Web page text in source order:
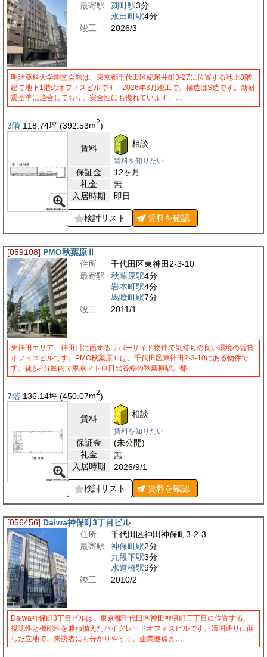
最寄駅
麹町駅3分
永田町駅4分
竣工
2026/3
明治薬科大学剛堂会館は、東京都千代田区紀尾井町3-27に位置する地上8階
建て地下1階のオフィスビルです。2026年3月竣工で、構造はS造です。新耐
震基準に適合しており、安全性にも優れています。…
3階 118.74坪 (392.53m2)
賃料 相談
賃料を知りたい
保証金
12ヶ月
礼金
無
入居時期
即日
検討リスト 賃料を確認
[059108] PMO秋葉原Ⅱ
住所
千代田区東神田2-3-10
最寄駅
秋葉原駅4分
岩本町駅4分
馬喰町駅7分
竣工
2011/1
東神田エリア、神田川に面するリバーサイド物件で気持ちの良い環境の賃貸
オフィスビルです。PMO秋葉原Ⅱは、千代田区東神田2-3-10にある物件で
す。徒歩4分圏内で東京メトロ日比谷線の秋葉原駅、都…
7階 136.14坪 (450.07m2)
賃料 相談
賃料を知りたい
保証金
(未公開)
礼金
無
入居時期
2026/9/1
検討リスト 賃料を確認
[056456] Daiwa神保町3丁目ビル
住所
千代田区神田神保町3-2-3
最寄駅
神保町駅2分
九段下駅3分
水道橋駅9分
竣工
2010/2
Daiwa神保町3丁目ビルは、東京都千代田区神田神保町三丁目に位置する、
視認性と機能性を兼ね備えたハイグレードオフィスビルです。靖国通りに面
した立地で、来訪者にも分かりやすく、企業拠点と…